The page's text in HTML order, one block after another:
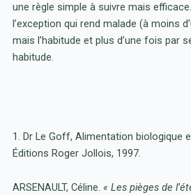
une règle simple à suivre mais
l’exception qui rend malade (à moins
mais l’habitude et plus d’une fois par
habitude.
1. Dr Le Goff, Alimentation biologique
Éditions Roger Jollois, 1997.
ARSENAULT, Céline. « Les pièges de